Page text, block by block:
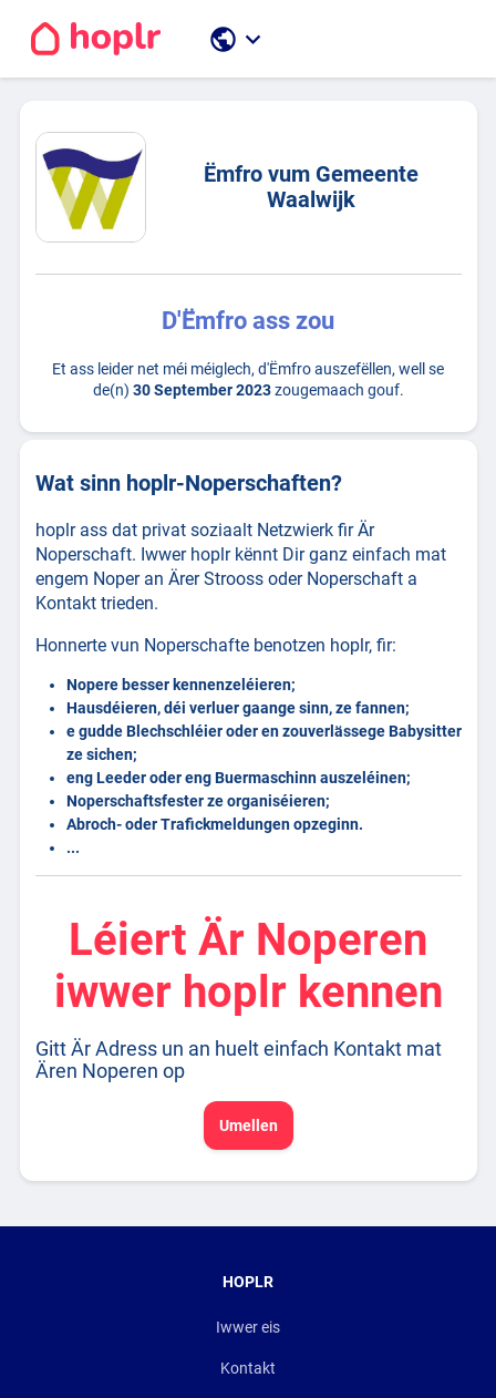
public keyboard_arrow_down
Ëmfro vum Gemeente
Waalwijk
D'Ëmfro ass zou
Et ass leider net méi méiglech, d'Ëmfro auszefëllen, well se
de(n) 30 September 2023zougemaach gouf.
Wat sinn hoplr-Noperschaften?
hoplr ass dat privat soziaalt Netzwierk fir Är
Noperschaft. Iwwer hoplr kënnt Dir ganz einfach mat
engem Noper an Ärer Strooss oder Noperschaft a
Kontakt trieden.
Honnerte vun Noperschafte benotzen hoplr, fir:
Nopere besser kennenzeléieren;
Hausdéieren, déi verluer gaange sinn, ze fannen;
e gudde Blechschléier oder en zouverlässege Babysitter
ze sichen;
eng Leeder oder eng Buermaschinn auszeléinen;
Noperschaftsfester ze organiséieren;
Abroch- oder Trafickmeldungen opzeginn.
...
Léiert Är Noperen
iwwer hoplr kennen
Gitt Är Adress un an huelt einfach Kontakt mat
Ären Noperen op
Umellen
HOPLR
Iwwer eis
Kontakt